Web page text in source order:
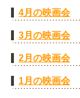
4月の映画会
3月の映画会
2月の映画会
1月の映画会